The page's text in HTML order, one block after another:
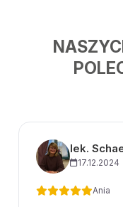
lek.
17.12.2024
Ania